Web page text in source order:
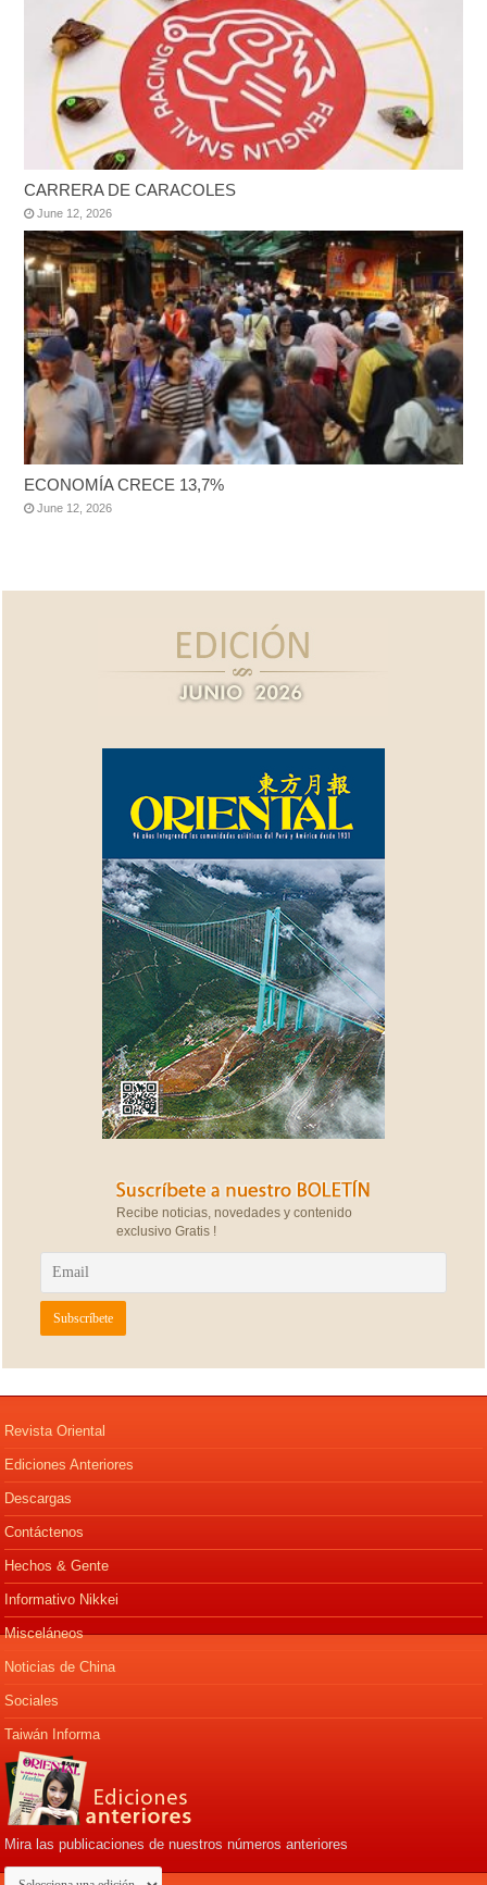
CARRERA DE CARACOLES
June 12, 2026
ECONOMÍA CRECE 13,7%
June 12, 2026
Recibe noticias, novedades y contenido
exclusivo Gratis !
Revista Oriental
Ediciones Anteriores
Descargas
Contáctenos
Hechos & Gente
Informativo Nikkei
Misceláneos
Noticias de China
Sociales
Taiwán Informa
Mira las publicaciones de nuestros números anteriores